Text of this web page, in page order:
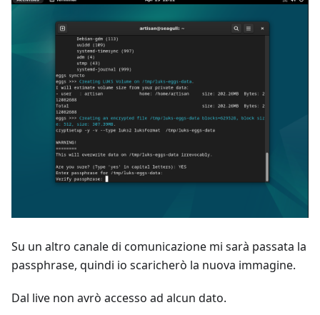
Su un altro canale di comunicazione mi sarà passata la
passphrase, quindi io scaricherò la nuova immagine.
Dal live non avrò accesso ad alcun dato.